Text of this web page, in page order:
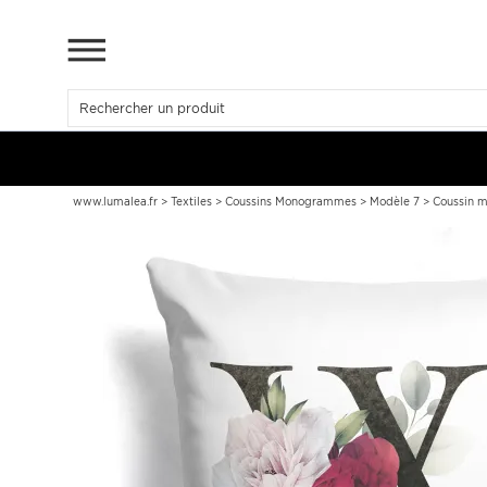
www.lumalea.fr >Textiles >Coussins Monogrammes > Modèle 7 >Coussin